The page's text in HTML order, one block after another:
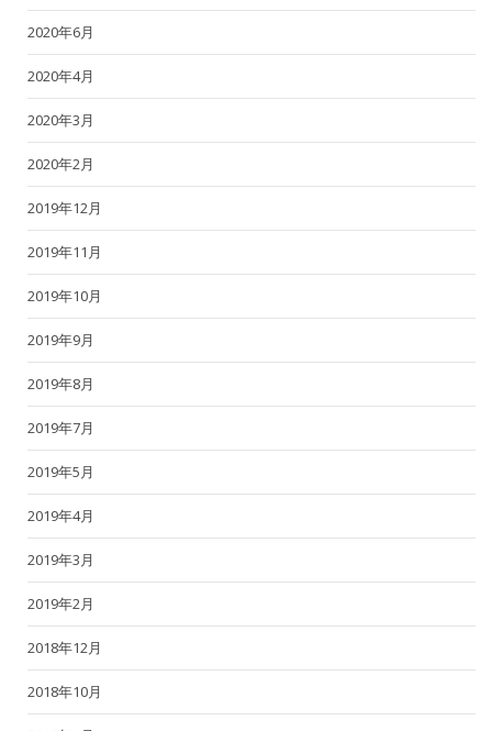
2020年6月
2020年4月
2020年3月
2020年2月
2019年12月
2019年11月
2019年10月
2019年9月
2019年8月
2019年7月
2019年5月
2019年4月
2019年3月
2019年2月
2018年12月
2018年10月